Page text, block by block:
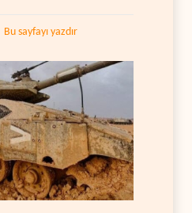
Bu sayfayı yazdır